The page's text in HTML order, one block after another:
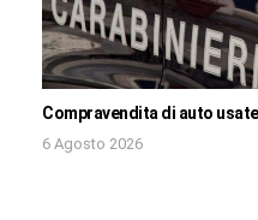
Compravendita di auto
6 Agosto 2026